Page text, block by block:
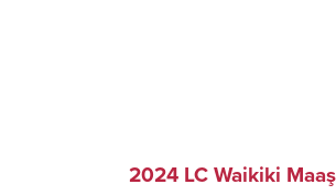
2024 LC Waikiki